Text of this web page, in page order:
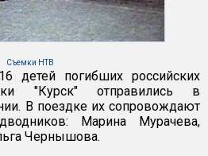
Съемки НТВ
детей погибших российских
"Курск" отправились в
В поездке их сопровождают
Марина Мурачева,
Чернышова.